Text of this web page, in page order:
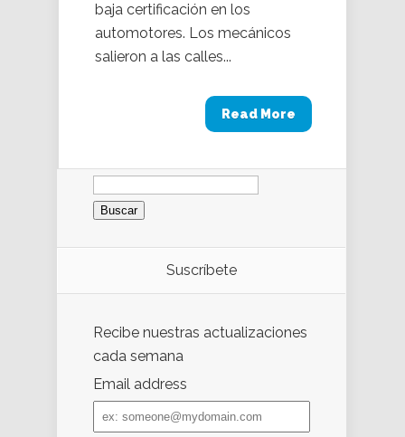
baja certificación en los
automotores. Los mecánicos
salieron a las calles...
Read More
Buscar:
Suscríbete
Recibe nuestras actualizaciones
cada semana
Email address
Email
address